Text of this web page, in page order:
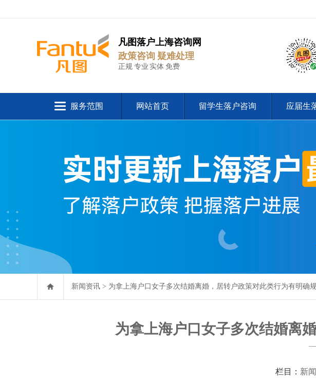
凡图落户上海咨询网
政策咨询 疑难处理
正规 专业 实体 免费
服务范围 网站首页 留学生落户咨询 应届生
新闻资讯 > 为拿上海户口女子多次结婚离婚，居转户政策对此类行为有明确
为拿上海户口女子多次结婚离
栏目： 新